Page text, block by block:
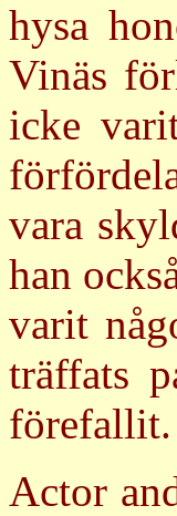
hysa
Vinäs
icke
vara
han
varit
träffats
förefallit.
Actor